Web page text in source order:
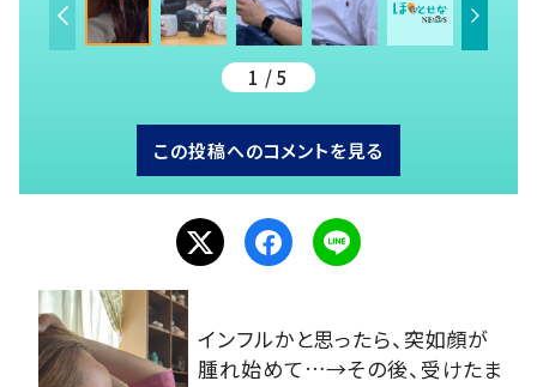
1 / 5
この投稿へのコメントを見る
インフルかと思ったら、突如顔が
腫れ始めて…→その後、受けたま